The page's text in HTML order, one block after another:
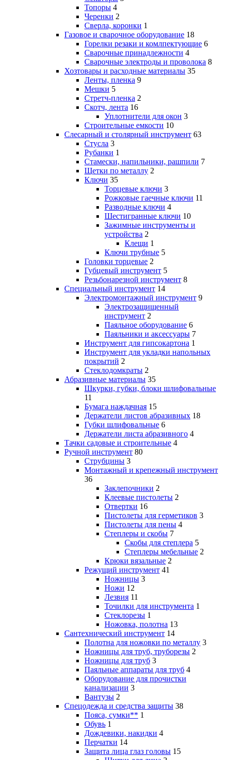
Топоры 4
Черенки 2
Сверла, коронки 1
Газовое и сварочное оборудование 18
Горелки резаки и комлпектующие 6
Сварочные принадлежности 4
Сварочные электроды и проволока 8
Хозтовары и расходные материалы 35
Ленты, пленка 9
Мешки 5
Стретч-пленка 2
Скотч, лента 16
Уплотнители для окон 3
Строительные емкости 10
Слесарный и столярный инструмент 63
Стусла 3
Рубанки 1
Стамески, напильники, рашпили 7
Щетки по металлу 2
Ключи 35
Торцевые ключи 3
Рожковые гаечные ключи 11
Разводные ключи 4
Шестигранные ключи 10
Зажимные инструменты и
устройства 2
Клещи 1
Ключи трубные 5
Головки торцевые 2
Губцевый инструмент 5
Резьбонарезной инструмент 8
Специальный инструмент 14
Электромонтажный инструмент 9
Электрозащищенный
инструмент 2
Паяльное оборудование 6
Паяльники и аксессуары 7
Инструмент для гипсокартона 1
Инструмент для укладки напольных
покрытий 2
Стеклодомкраты 2
Абразивные материалы 35
Шкурки, губки, блоки шлифовальные
11
Бумага наждачная 15
Держатели листов абразивных 18
Губки шлифовальные 6
Держатели листа абразивного 4
Тачки садовые и строительные 4
Ручной инструмент 80
Струбцины 3
Монтажный и крепежный инструмент
36
Заклепочники 2
Клеевые пистолеты 2
Отвертки 16
Пистолеты для герметиков 3
Пистолеты для пены 4
Степлеры и скобы 7
Скобы для степлера 5
Степлеры мебельные 2
Крюки вязальные 2
Режущий инструмент 41
Ножницы 3
Ножи 12
Лезвия 11
Точилки для инструмента 1
Стеклорезы 1
Ножовка, полотна 13
Сантехнический инструмент 14
Полотна для ножовки по металлу 3
Ножницы для труб, труборезы 2
Ножницы для труб 3
Паяльные аппараты для труб 4
Оборудование для прочистки
канализации 3
Вантузы 2
Спецодежда и средства защиты 38
Пояса, сумки** 1
Обувь 1
Дождевики, накидки 4
Перчатки 14
Защита лица глаз головы 15